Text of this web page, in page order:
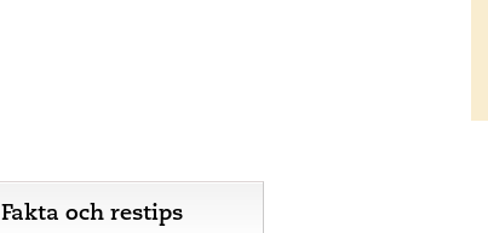
Fakta och restips